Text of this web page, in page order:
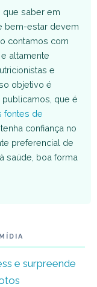
que saber em
bem-estar devem
contamos com
altamente
e
objetivo é
que é
fontes de
confiança no
preferencial de
saúde, boa forma
e surpreende